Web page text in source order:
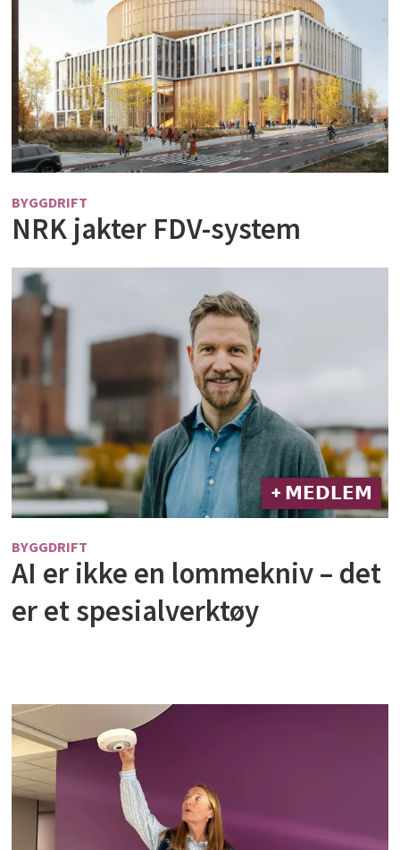
BYGGDRIFT
NRK jakter FDV-system
+ 𝗠𝗘𝗗𝗟𝗘𝗠
BYGGDRIFT
AI er ikke en lommekniv – det
er et spesialverktøy